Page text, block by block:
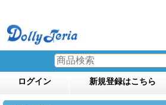
ログイン 新規登録はこちら